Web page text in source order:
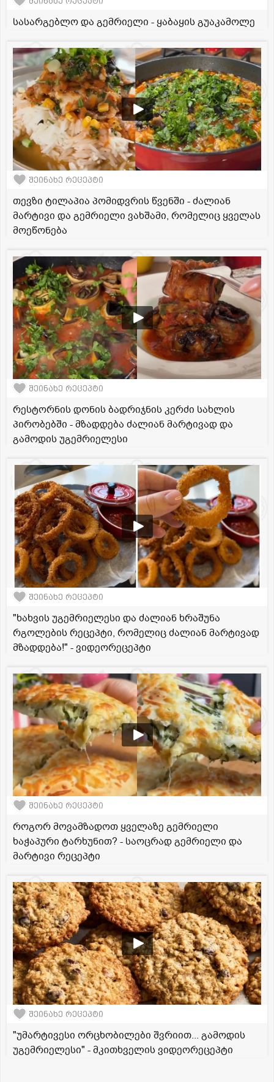
სასარგებლო და გემრიელი - ყაბაყის გუაკამოლე
შეინახე რეცეპტი
თევზი ტილაპია პომიდვრის წვენში - ძალიან
მარტივი და გემრიელი ვახშამი, რომელიც ყველას
მოეწონება
შეინახე რეცეპტი
რესტორნის დონის ბადრიჯნის კერძი სახლის
პირობებში - მზადდება ძალიან მარტივად და
გამოდის უგემრიელესი
შეინახე რეცეპტი
"ხახვის უგემრიელესი და ძალიან ხრაშუნა
რგოლების რეცეპტი, რომელიც ძალიან მარტივად
მზადდება!" - ვიდეორეცეპტი
შეინახე რეცეპტი
როგორ მოვამზადოთ ყველაზე გემრიელი
ხაჭაპური ტარხუნით? - საოცრად გემრიელი და
მარტივი რეცეპტი
შეინახე რეცეპტი
"უმარტივესი ორცხობილები შვრიით... გამოდის
უგემრიელესი" - მკითხველის ვიდეორეცეპტი